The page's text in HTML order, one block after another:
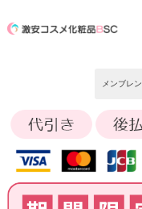
メンブレン